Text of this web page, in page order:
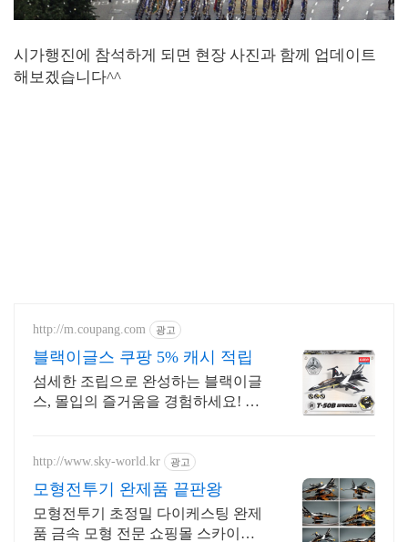
시가행진에 참석하게 되면 현장 사진과 함께 업데이트
해보겠습니다^^
http://m.coupang.com 광고
블랙이글스 쿠팡 5% 캐시 적립
섬세한 조립으로 완성하는 블랙이글
스, 몰입의 즐거움을 경험하세요! 실
http://www.sky-world.kr 광고
모형전투기 완제품 끝판왕
모형전투기 초정밀 다이케스팅 완제
품 금속 모형 전문 쇼핑몰 스카이월